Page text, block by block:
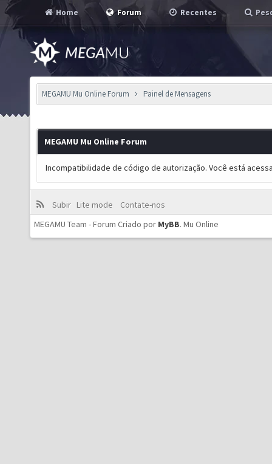
Home Forum Recentes
MEGAMU Mu Online Forum Painel de Mensagens
MEGAMU Mu Online Forum
Incompatibilidade de código de autorização. Você está
Subir Lite mode
Contate-nos
MEGAMU Team - Forum Criado por MyBB. Mu Online